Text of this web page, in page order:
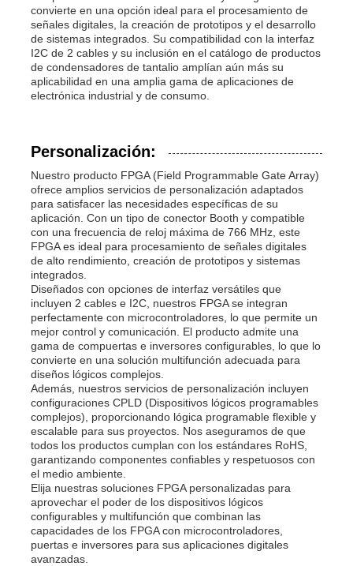
convierte en una opción ideal para el procesamiento de
señales digitales, la creación de prototipos y el desarrollo
de sistemas integrados. Su compatibilidad con la interfaz
I2C de 2 cables y su inclusión en el catálogo de productos
de condensadores de tantalio amplían aún más su
aplicabilidad en una amplia gama de aplicaciones de
electrónica industrial y de consumo.
Personalización:
Nuestro producto FPGA (Field Programmable Gate Array)
ofrece amplios servicios de personalización adaptados
para satisfacer las necesidades específicas de su
aplicación. Con un tipo de conector Booth y compatible
con una frecuencia de reloj máxima de 766 MHz, este
FPGA es ideal para procesamiento de señales digitales
de alto rendimiento, creación de prototipos y sistemas
integrados.
Diseñados con opciones de interfaz versátiles que
incluyen 2 cables e I2C, nuestros FPGA se integran
perfectamente con microcontroladores, lo que permite un
mejor control y comunicación. El producto admite una
gama de compuertas e inversores configurables, lo que lo
convierte en una solución multifunción adecuada para
diseños lógicos complejos.
Además, nuestros servicios de personalización incluyen
configuraciones CPLD (Dispositivos lógicos programables
complejos), proporcionando lógica programable flexible y
escalable para sus proyectos. Nos aseguramos de que
todos los productos cumplan con los estándares RoHS,
garantizando componentes confiables y respetuosos con
el medio ambiente.
Elija nuestras soluciones FPGA personalizadas para
aprovechar el poder de los dispositivos lógicos
configurables y multifunción que combinan las
capacidades de los FPGA con microcontroladores,
puertas e inversores para sus aplicaciones digitales
avanzadas.